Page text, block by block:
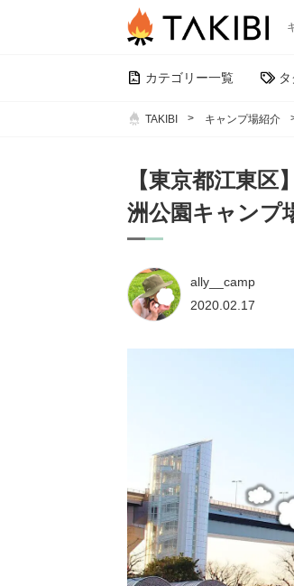
カテゴリー一覧
TAKIBI キャンプ場紹介
【東京都江東
洲公園キャンプ
ally__camp
2020.02.17